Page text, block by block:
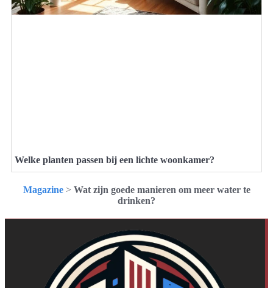
Welke planten passen bij een lichte woonkamer?
Magazine> Wat zijn goede manieren om meer water te
drinken?